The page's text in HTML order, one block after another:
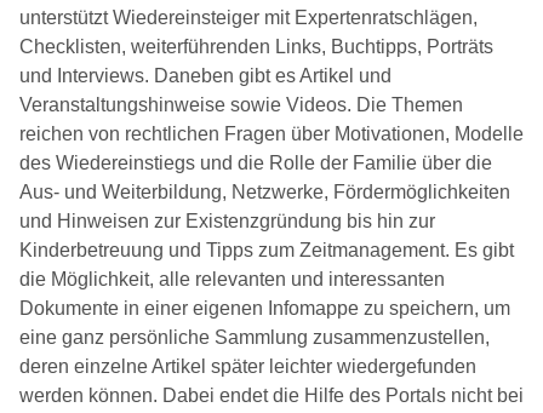
unterstützt Wiedereinsteiger mit Expertenratschlägen,
Checklisten, weiterführenden Links, Buchtipps, Porträts
und Interviews. Daneben gibt es Artikel und
Veranstaltungshinweise sowie Videos. Die Themen
reichen von rechtlichen Fragen über Motivationen, Modelle
des Wiedereinstiegs und die Rolle der Familie über die
Aus- und Weiterbildung, Netzwerke, Fördermöglichkeiten
und Hinweisen zur Existenzgründung bis hin zur
Kinderbetreuung und Tipps zum Zeitmanagement. Es gibt
die Möglichkeit, alle relevanten und interessanten
Dokumente in einer eigenen Infomappe zu speichern, um
eine ganz persönliche Sammlung zusammenzustellen,
deren einzelne Artikel später leichter wiedergefunden
werden können. Dabei endet die Hilfe des Portals nicht bei